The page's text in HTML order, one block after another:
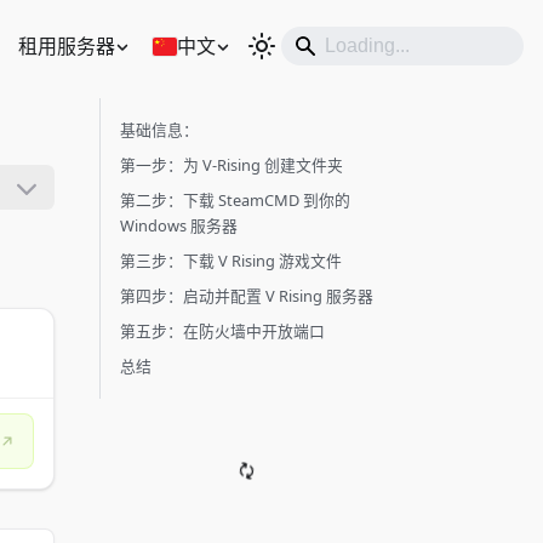
租用服务器 中文
基础信息：
第一步：为 V-Rising 创建文件夹
第二步：下载 SteamCMD 到你的
Windows 服务器
第三步：下载 V Rising 游戏文件
第四步：启动并配置 V Rising 服务器
第五步：在防火墙中开放端口
总结